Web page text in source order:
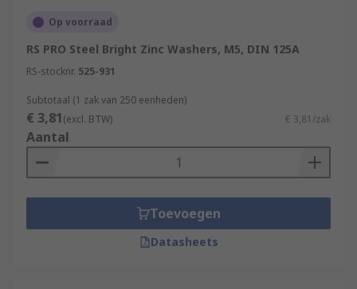
Op voorraad
RS PRO Steel Bright Zinc Washers, M5, DIN 125A
RS-stocknr. 525-931
Subtotaal (1 zak van 250 eenheden)
€ 3,81(excl. BTW) € 3,81/zak
Aantal
Toevoegen
Datasheets